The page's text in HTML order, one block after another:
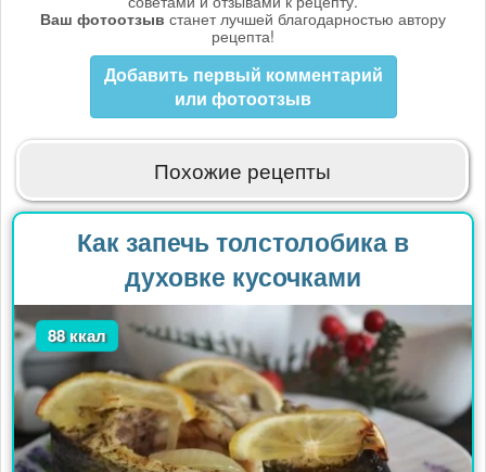
Ваш фотоотзыв станет лучшей благодарностью автору
рецепта!
Добавить первый комментарий
или фотоотзыв
Похожие рецепты
Как запечь толстолобика в
духовке кусочками
88 ккал